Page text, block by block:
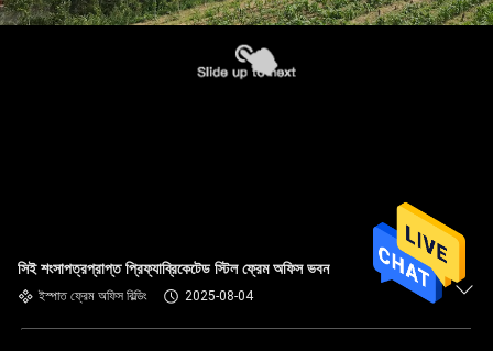
সিই শংসাপত্রপ্রাপ্ত প্রিফ্যাব্রিকেটেড স্টিল ফ্রেম অফিস ভবন
ইস্পাত ফ্রেম অফিস বিল্ডিং 2025-08-04